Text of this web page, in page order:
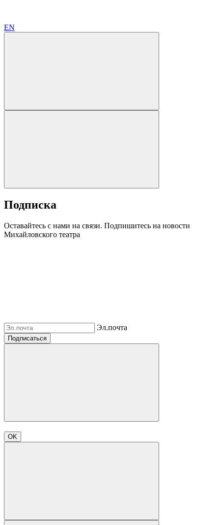
EN
Подписка
Оставайтесь с нами на связи. Подпишитесь на новости
Михайловского театра
Эл.почта
Подписаться
OK